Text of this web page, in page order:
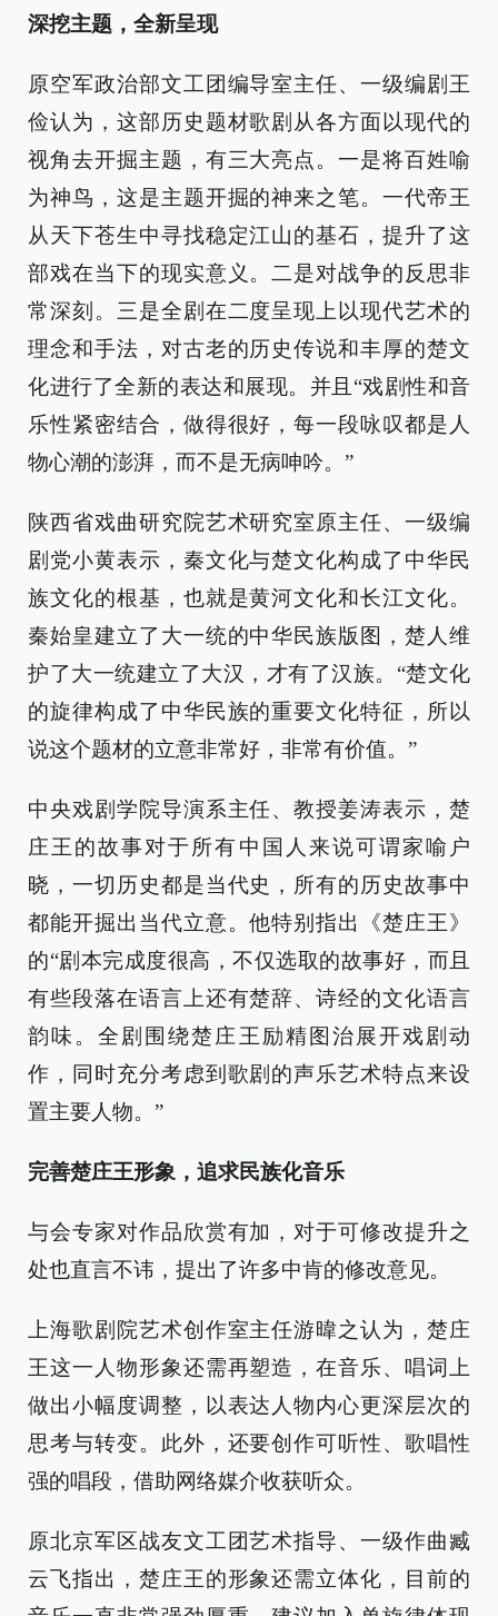
深挖主题，全新呈现
原空军政治部文工团编导室主任、一级编剧王
俭认为，这部历史题材歌剧从各方面以现代的
视角去开掘主题，有三大亮点。一是将百姓喻
为神鸟，这是主题开掘的神来之笔。一代帝王
从天下苍生中寻找稳定江山的基石，提升了这
部戏在当下的现实意义。二是对战争的反思非
常深刻。三是全剧在二度呈现上以现代艺术的
理念和手法，对古老的历史传说和丰厚的楚文
化进行了全新的表达和展现。并且“戏剧性和音
乐性紧密结合，做得很好，每一段咏叹都是人
物心潮的澎湃，而不是无病呻吟。”
陕西省戏曲研究院艺术研究室原主任、一级编
剧党小黄表示，秦文化与楚文化构成了中华民
族文化的根基，也就是黄河文化和长江文化。
秦始皇建立了大一统的中华民族版图，楚人维
护了大一统建立了大汉，才有了汉族。“楚文化
的旋律构成了中华民族的重要文化特征，所以
说这个题材的立意非常好，非常有价值。”
中央戏剧学院导演系主任、教授姜涛表示，楚
庄王的故事对于所有中国人来说可谓家喻户
晓，一切历史都是当代史，所有的历史故事中
都能开掘出当代立意。他特别指出《楚庄王》
的“剧本完成度很高，不仅选取的故事好，而且
有些段落在语言上还有楚辞、诗经的文化语言
韵味。全剧围绕楚庄王励精图治展开戏剧动
作，同时充分考虑到歌剧的声乐艺术特点来设
置主要人物。”
完善楚庄王形象，追求民族化音乐
与会专家对作品欣赏有加，对于可修改提升之
处也直言不讳，提出了许多中肯的修改意见。
上海歌剧院艺术创作室主任游暐之认为，楚庄
王这一人物形象还需再塑造，在音乐、唱词上
做出小幅度调整，以表达人物内心更深层次的
思考与转变。此外，还要创作可听性、歌唱性
强的唱段，借助网络媒介收获听众。
原北京军区战友文工团艺术指导、一级作曲臧
云飞指出，楚庄王的形象还需立体化，目前的